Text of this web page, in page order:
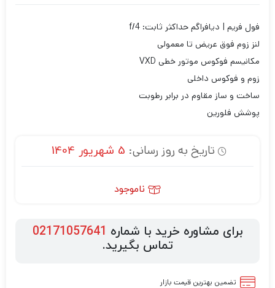
فول فریم | دیافراگم حداکثر ثابت: f/4
لنز زوم فوق عریض تا معمولی
مکانیسم فوکوس موتور خطی VXD
زوم و فوکوس داخلی
ساخت و ساز مقاوم در برابر رطوبت
پوشش فلورین
تاریخ به روز رسانی: 5 شهریور 1404
ناموجود
برای مشاوره خرید با شماره 02171057641
تماس بگیرید.
تضمین بهترین قیمت بازار